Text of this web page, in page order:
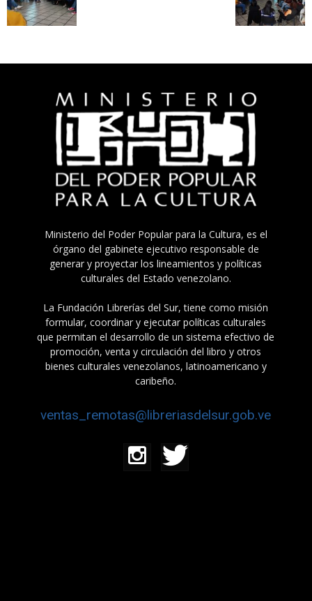
Ministerio del Poder Popular para la Cultura, es el
órgano del gabinete ejecutivo responsable de
generar y proyectar los lineamientos y políticas
culturales del Estado venezolano.
La Fundación Librerías del Sur, tiene como misión
formular, coordinar y ejecutar políticas culturales
que permitan el desarrollo de un sistema efectivo de
promoción, venta y circulación del libro y otros
bienes culturales venezolanos, latinoamericano y
caribeño.
ventas_remotas@libreriasdelsur.gob.ve